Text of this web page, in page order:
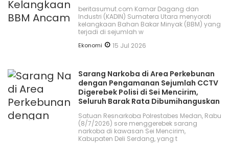
beritasumut.com Kamar Dagang dan
Industri (KADIN) Sumatera Utara menyoroti
kelangkaan Bahan Bakar Minyak (BBM) yang
terjadi di sejumlah w
Ekonomi 15 Jul 2026
Sarang Narkoba di Area Perkebunan
dengan Pengamanan Sejumlah CCTV
Digerebek Polisi di Sei Mencirim,
Seluruh Barak Rata Dibumihanguskan
Satuan Resnarkoba Polrestabes Medan, Rabu
(8/7/2026) sore menggerebek sarang
narkoba di kawasan Sei Mencirim,
Kabupaten Deli Serdang, yang t